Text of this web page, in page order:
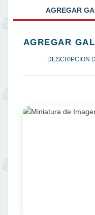
AGREGAR
AGREGAR
DESCRIPCION